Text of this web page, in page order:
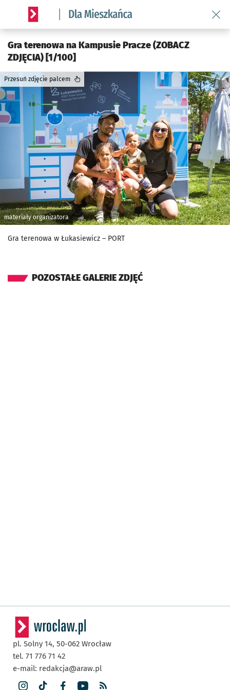
Serwis informacyjny wroclaw.pl podserwis: Dla mieszkańca
Gra terenowa na Kampusie Pracze (ZOBACZ
ZDJĘCIA) [1/100]
materiały organizatora
Przesuń zdjęcie palcem
Gra terenowa w Łukasiewicz – PORT
POZOSTAŁE GALERIE ZDJĘĆ
pl. Solny 14, 50-062 Wrocław
tel. 71 776 71 42
e-mail: redakcja@araw.pl